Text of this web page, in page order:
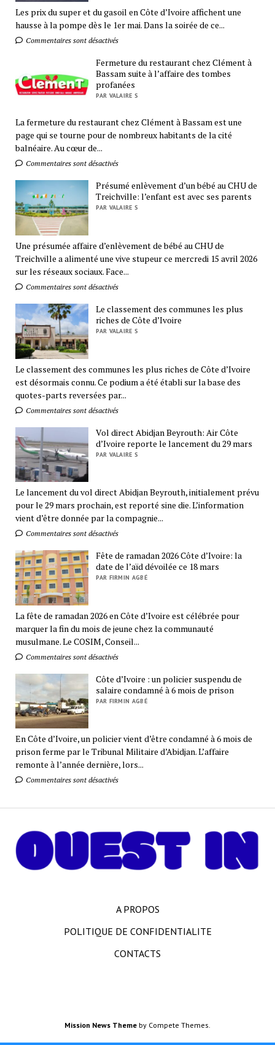
Les prix du super et du gasoil en Côte d’Ivoire affichent une
hausse à la pompe dès le 1er mai. Dans la soirée de ce...
Commentaires sont désactivés
Fermeture du restaurant chez Clément à
Bassam suite à l’affaire des tombes
profanées
PAR VALAIRE S
La fermeture du restaurant chez Clément à Bassam est une
page qui se tourne pour de nombreux habitants de la cité
balnéaire. Au cœur de...
Commentaires sont désactivés
Présumé enlèvement d’un bébé au CHU de
Treichville: l’enfant est avec ses parents
PAR VALAIRE S
Une présumée affaire d’enlèvement de bébé au CHU de
Treichville a alimenté une vive stupeur ce mercredi 15 avril 2026
sur les réseaux sociaux. Face...
Commentaires sont désactivés
Le classement des communes les plus
riches de Côte d’Ivoire
PAR VALAIRE S
Le classement des communes les plus riches de Côte d’Ivoire
est désormais connu. Ce podium a été établi sur la base des
quotes-parts reversées par...
Commentaires sont désactivés
Vol direct Abidjan Beyrouth: Air Côte
d’Ivoire reporte le lancement du 29 mars
PAR VALAIRE S
Le lancement du vol direct Abidjan Beyrouth, initialement prévu
pour le 29 mars prochain, est reporté sine die. L’information
vient d’être donnée par la compagnie...
Commentaires sont désactivés
Fête de ramadan 2026 Côte d’Ivoire: la
date de l’aïd dévoilée ce 18 mars
PAR FIRMIN AGBÉ
La fête de ramadan 2026 en Côte d’Ivoire est célébrée pour
marquer la fin du mois de jeune chez la communauté
musulmane. Le COSIM, Conseil...
Commentaires sont désactivés
Côte d’Ivoire : un policier suspendu de
salaire condamné à 6 mois de prison
PAR FIRMIN AGBÉ
En Côte d’Ivoire, un policier vient d’être condamné à 6 mois de
prison ferme par le Tribunal Militaire d’Abidjan. L’affaire
remonte à l’année dernière, lors...
Commentaires sont désactivés
A PROPOS
POLITIQUE DE CONFIDENTIALITE
CONTACTS
Mission News Theme by Compete Themes.